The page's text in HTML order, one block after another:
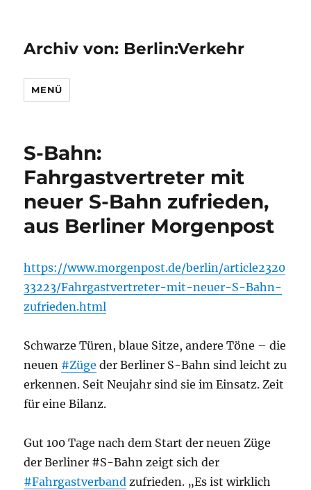
Archiv von: Berlin:Verkehr
MENÜ
S-Bahn:
Fahrgastvertreter mit
neuer S-Bahn zufrieden,
aus Berliner Morgenpost
https://www.morgenpost.de/berlin/article2320
33223/Fahrgastvertreter-mit-neuer-S-Bahn-
zufrieden.html
Schwarze Türen, blaue Sitze, andere Töne – die
neuen #Züge der Berliner S-Bahn sind leicht zu
erkennen. Seit Neujahr sind sie im Einsatz. Zeit
für eine Bilanz.
Gut 100 Tage nach dem Start der neuen Züge
der Berliner #S-Bahn zeigt sich der
#Fahrgastverband zufrieden. „Es ist wirklich